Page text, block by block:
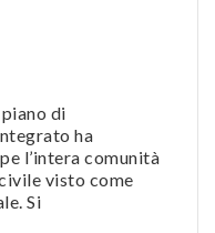
di
ha
l’intera comunità
visto come
Si